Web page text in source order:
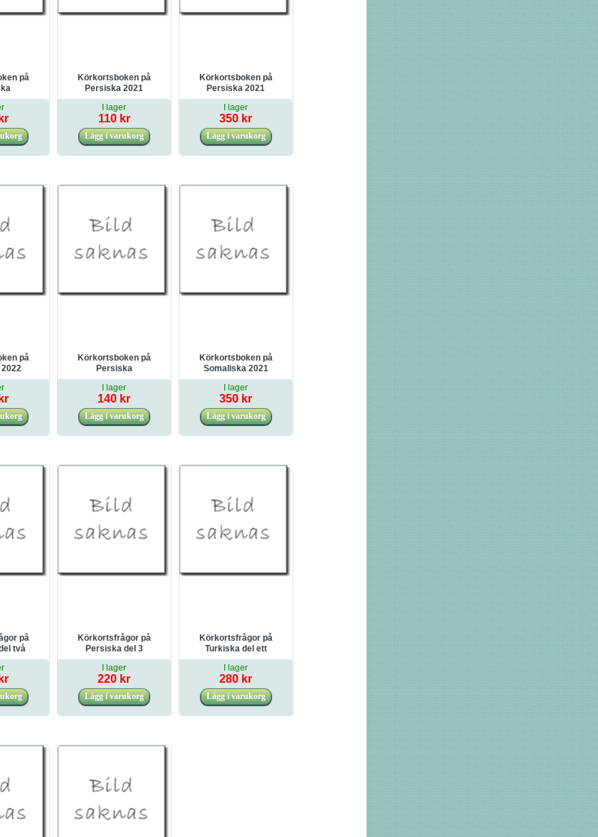
på
bil 2022
Körkortsboken på
Persiska 2021
I lager
110 kr
Körkortsboken på
Persiska 2021
I lager
350 kr
på
Körkortsboken på
Persiska
Automatväxlad bil 2022
I lager
140 kr
Körkortsboken på
Somaliska 2021
I lager
350 kr
på
två
Körkortsfrågor på
Persiska del 3
I lager
220 kr
Körkortsfrågor på
Turkiska del ett
I lager
280 kr